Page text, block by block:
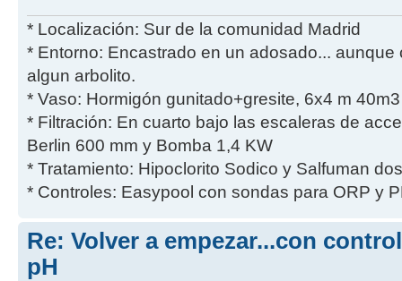
* Localización: Sur de la comunidad Madrid
* Entorno: Encastrado en un adosado...
algun arbolito.
* Vaso: Hormigón gunitado+gresite, 6x4 m
* Filtración: En cuarto bajo las escaleras de
Berlin 600 mm y Bomba 1,4 KW
* Tratamiento: Hipoclorito Sodico y Salfuman
* Controles: Easypool con sondas para ORP y
Re: Volver a empezar...con
pH